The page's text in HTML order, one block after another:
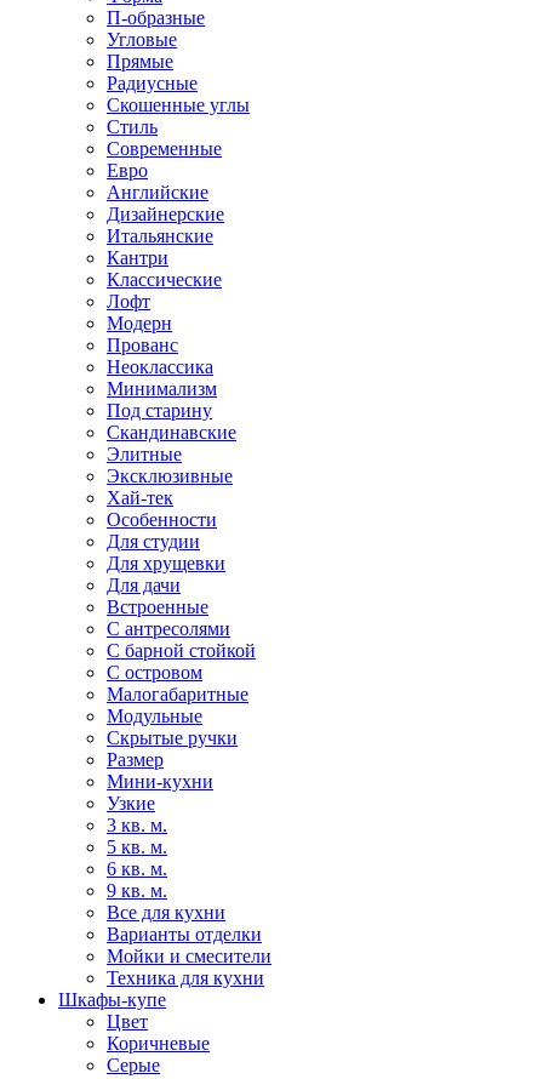
П-образные
Угловые
Прямые
Радиусные
Скошенные углы
Стиль
Современные
Евро
Английские
Дизайнерские
Итальянские
Кантри
Классические
Лофт
Модерн
Прованс
Неоклассика
Минимализм
Под старину
Скандинавские
Элитные
Эксклюзивные
Хай-тек
Особенности
Для студии
Для хрущевки
Для дачи
Встроенные
С антресолями
С барной стойкой
С островом
Малогабаритные
Модульные
Скрытые ручки
Размер
Мини-кухни
Узкие
3 кв. м.
5 кв. м.
6 кв. м.
9 кв. м.
Все для кухни
Варианты отделки
Мойки и смесители
Техника для кухни
Шкафы-купе
Цвет
Коричневые
Серые